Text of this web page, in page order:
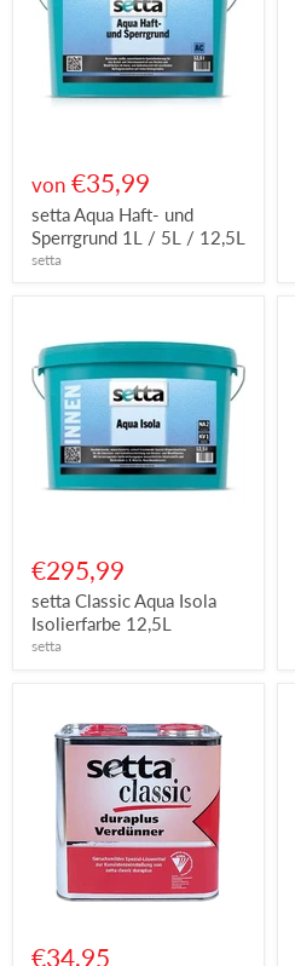
von €35,99
setta Aqua Haft- und
Sperrgrund 1L / 5L / 12,5L
setta
€295,99
setta Classic Aqua Isola
Isolierfarbe 12,5L
setta
€34,95